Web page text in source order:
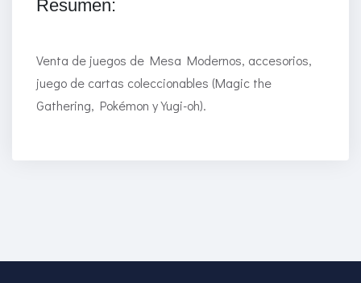
Resumen:
Venta de juegos de Mesa Modernos, accesorios,
juego de cartas coleccionables (Magic the
Gathering, Pokémon y Yugi-oh).